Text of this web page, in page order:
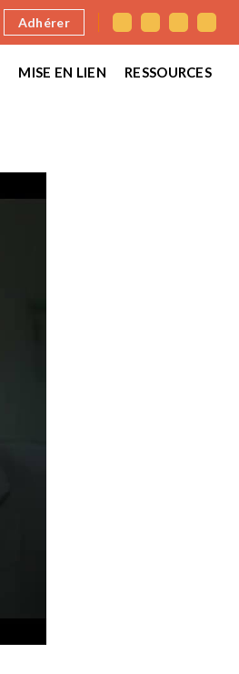
Adhérer
MISE EN LIEN RESSOURCES